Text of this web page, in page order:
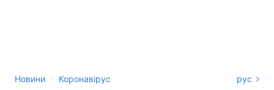
Новини › Коронавірус рус